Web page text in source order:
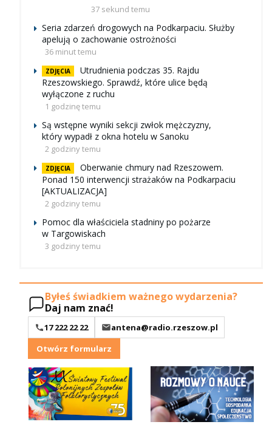
37 sekund temu
Seria zdarzeń drogowych na Podkarpaciu. Służby
apelują o zachowanie ostrożności
36 minut temu
ZDJĘCIA
Utrudnienia podczas 35. Rajdu
Rzeszowskiego. Sprawdź, które ulice będą
wyłączone z ruchu
1 godzinę temu
Są wstępne wyniki sekcji zwłok mężczyzny,
który wypadł z okna hotelu w Sanoku
2 godziny temu
ZDJĘCIA
Oberwanie chmury nad Rzeszowem.
Ponad 150 interwencji strażaków na Podkarpaciu
[AKTUALIZACJA]
2 godziny temu
Pomoc dla właściciela stadniny po pożarze
w Targowiskach
3 godziny temu
Byłeś świadkiem ważnego wydarzenia?
Daj nam znać!
17 222 22 22
antena@radio.rzeszow.pl
Otwórz formularz